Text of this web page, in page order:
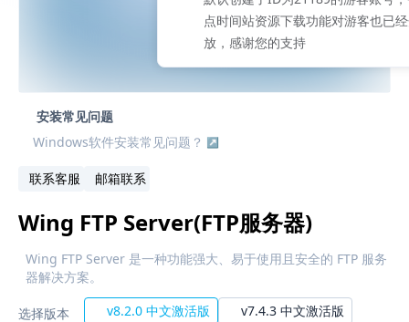
安装常见问题
Windows软件安装常见问题？
联系客服 邮箱联系
Wing FTP Server(FTP服务器)
Wing FTP Server 是一种功能强大、易于使用且安全的 FTP 服务
器解决方案。
选择版本 v8.2.0 中文激活版 v7.4.3 中文激活版
点时间站资源下载功能对游客也已
放，感谢您的支持